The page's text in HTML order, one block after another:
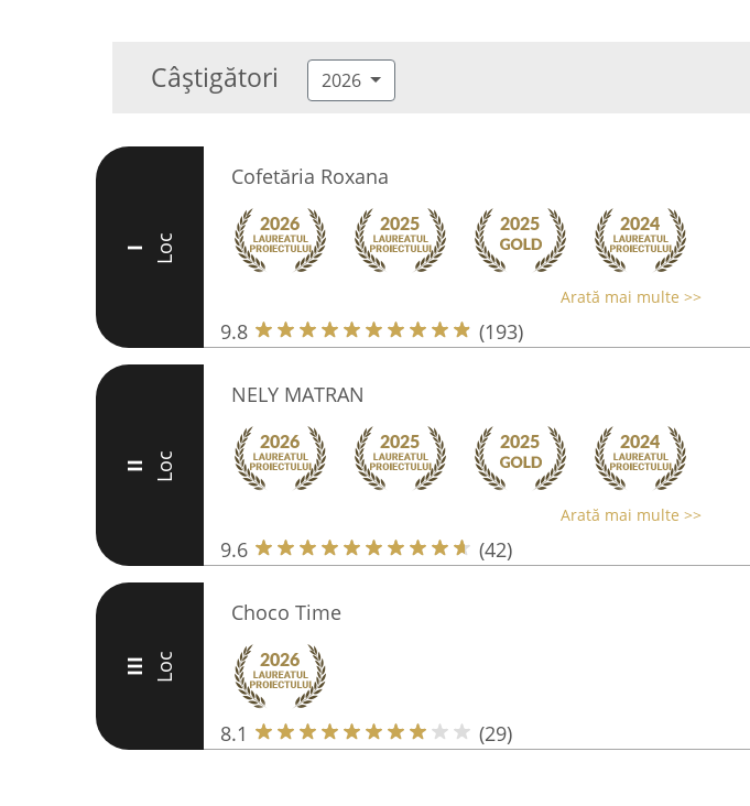
Câștigători 2026
I Loc
Cofetăria Roxana
Arată mai multe >>
9.8 (193)
II Loc
NELY MATRAN
Arată mai multe >>
9.6 (42)
III Loc
Choco Time
8.1 (29)